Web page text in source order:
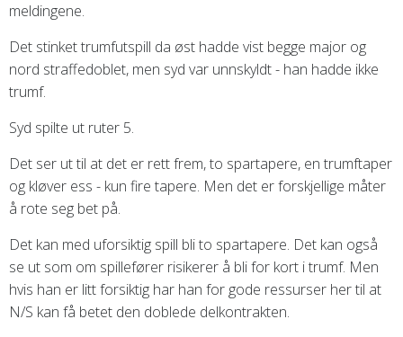
meldingene.
Det stinket trumfutspill da øst hadde vist begge major og
nord straffedoblet, men syd var unnskyldt - han hadde ikke
trumf.
Syd spilte ut ruter 5.
Det ser ut til at det er rett frem, to spartapere, en trumftaper
og kløver ess - kun fire tapere. Men det er forskjellige måter
å rote seg bet på.
Det kan med uforsiktig spill bli to spartapere. Det kan også
se ut som om spillefører risikerer å bli for kort i trumf. Men
hvis han er litt forsiktig har han for gode ressurser her til at
N/S kan få betet den doblede delkontrakten.